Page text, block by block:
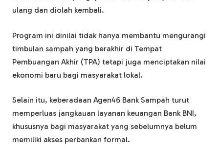
ulang dan diolah kembali.
Program ini dinilai tidak hanya membantu mengurangi
timbulan sampah yang berakhir di Tempat
Pembuangan Akhir (TPA) tetapi juga menciptakan nilai
ekonomi baru bagi masyarakat lokal.
Selain itu, keberadaan Agen46 Bank Sampah turut
memperluas jangkauan layanan keuangan Bank BNI,
khususnya bagi masyarakat yang sebelumnya belum
memiliki akses perbankan formal.